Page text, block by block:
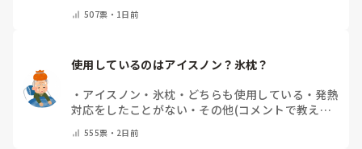
いない・その他（コメントで教えてください）
507票・ 1日前
使用しているのはアイスノン？氷枕？
・ アイスノン ・ 氷枕 ・ どちらも使用している ・ 発熱
対応をしたことがない ・ その他(コメントで教えて
555票・ 2日前